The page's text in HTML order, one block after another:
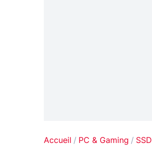
Accueil PC & Gaming SSD